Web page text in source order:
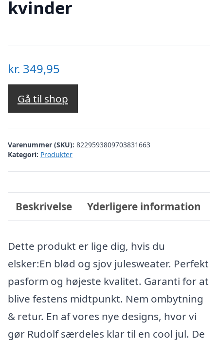
kvinder
kr. 349,95
Gå til shop
Varenummer (SKU): 8229593809703831663
Kategori: Produkter
Beskrivelse Yderligere information
Dette produkt er lige dig, hvis du
elsker:En blød og sjov julesweater. Perfekt
pasform og højeste kvalitet. Garanti for at
blive festens midtpunkt. Nem ombytning
& retur. En af vores nye designs, hvor vi
gør Rudolf særdeles klar til en cool jul. De